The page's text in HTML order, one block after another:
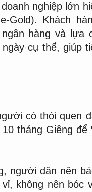
nghiệp lớn
Gold). Khách
hàng và lựa
cụ thể, giúp
có thói quen
tháng Giêng để
người dân nên
không nên bóc